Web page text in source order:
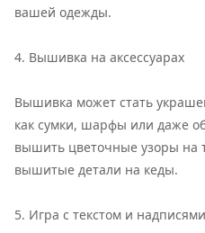
вашей одежды.
4. Вышивка на аксессуарах
Вышивка может стать
как сумки, шарфы или даже
вышить цветочные узоры на
вышитые детали на кеды.
5. Игра с текстом и надписями